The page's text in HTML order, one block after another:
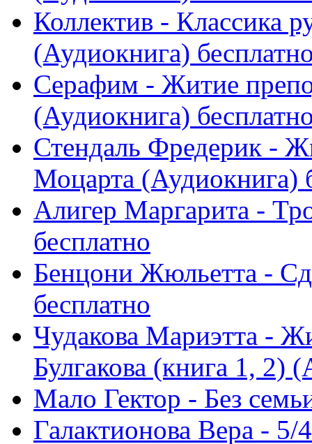
Коллектив - Классика
(Аудиокнига)
Серафим - Житие
(Аудиокнига)
Стендаль Фредерик -
Моцарта (Аудиокнига)
Алигер Маргарита -
бесплатно
Бенцони Жюльетта -
бесплатно
Чудакова Мариэтта -
Булгакова (книга 1, 2)
Мало Гектор - Без
Галактионова Вера -